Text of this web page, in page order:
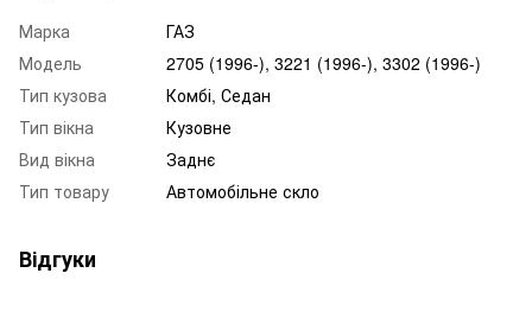
Марка
ГАЗ
Модель
2705 (1996-), 3221 (1996-), 3302 (1996-)
Тип кузова
Комбі, Седан
Тип вікна
Кузовне
Вид вікна
Заднє
Тип товару
Автомобільне скло
Відгуки